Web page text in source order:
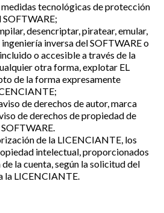
tecnológicas de protección
SOFTWARE;
desencriptar, piratear, emular,
inversa del SOFTWARE o
o accesible a través de la
otra forma, explotar EL
de la forma expresamente
de derechos de autor, marca
de derechos de propiedad de
de la LICENCIANTE, los
intelectual, proporcionados
la cuenta, según la solicitud del
la LICENCIANTE.